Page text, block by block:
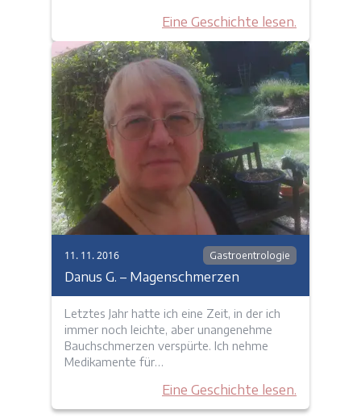
Eine Geschichte lesen.
11. 11. 2016 Gastroentrologie
Danus G. – Magenschmerzen
Letztes Jahr hatte ich eine Zeit, in der ich
immer noch leichte, aber unangenehme
Bauchschmerzen verspürte. Ich nehme
Medikamente für…
Eine Geschichte lesen.